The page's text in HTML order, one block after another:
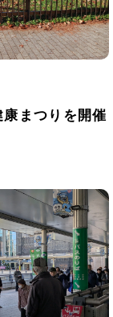
まつりを開催